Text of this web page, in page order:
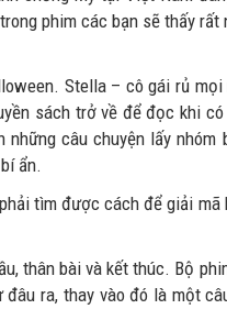
phim các bạn sẽ thấy rất
Stella – cô gái rủ
sách trở về để đọc khi
câu chuyện lấy nhóm
ẩn.
tìm được cách để giải mã
thân bài và kết thúc. Bộ
ra, thay vào đó là một